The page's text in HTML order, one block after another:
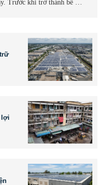
Trước khi trở thành bê …
lợi